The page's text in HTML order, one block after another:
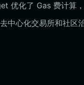
优化了 Gas 费计算
中心化交易所和社